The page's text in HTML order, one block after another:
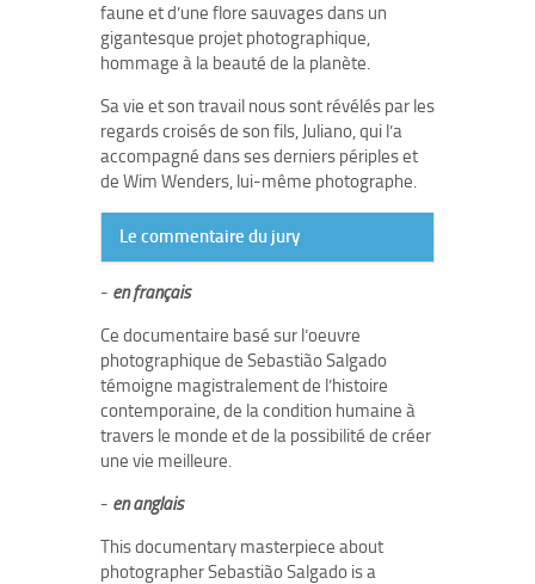
faune et d’une flore sauvages dans un
gigantesque projet photographique,
hommage à la beauté de la planète.
Sa vie et son travail nous sont révélés par les
regards croisés de son fils, Juliano, qui l’a
accompagné dans ses derniers périples et
de Wim Wenders, lui-même photographe.
Le commentaire du jury
- en français
Ce documentaire basé sur l’oeuvre
photographique de Sebastião Salgado
témoigne magistralement de l’histoire
contemporaine, de la condition humaine à
travers le monde et de la possibilité de créer
une vie meilleure.
- en anglais
This documentary masterpiece about
photographer Sebastião Salgado is a